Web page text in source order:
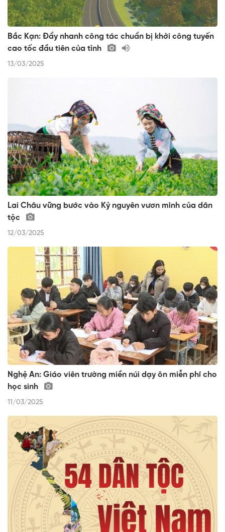
Bắc Kạn: Đẩy nhanh công tác chuẩn bị khởi công tuyến
cao tốc đầu tiên của tỉnh
13/03/2025
Lai Châu vững bước vào Kỷ nguyên vươn mình của dân
tộc
12/03/2025
Nghệ An: Giáo viên trường miền núi dạy ôn miễn phí cho
học sinh
11/03/2025